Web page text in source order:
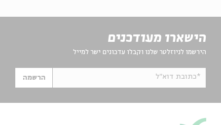
הישארו מעודכנים
הירשמו לניוזלטר שלנו וקבלו עדכונים ישר למייל
*כתובת דוא"ל הרשמה